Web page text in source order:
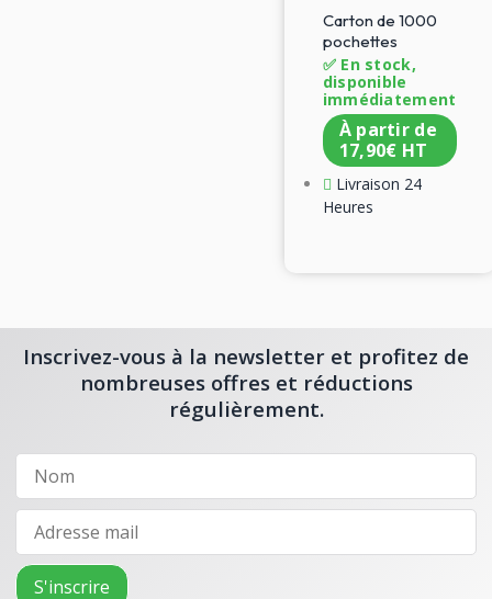
Carton de 1000
pochettes
✅ En stock,
disponible
immédiatement
À partir de
17,90€ HT
Livraison 24
Heures
Inscrivez-vous à la newsletter et profitez de
nombreuses offres et réductions
régulièrement.